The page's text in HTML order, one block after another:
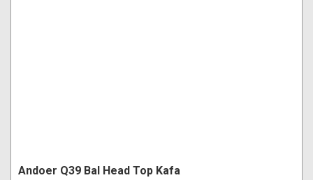
Andoer Q39 Bal Head Top Kafa